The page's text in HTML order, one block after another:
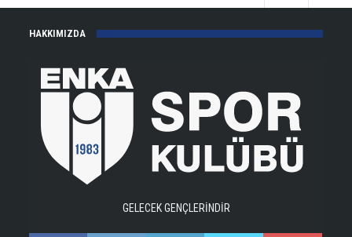
HAKKIMIZDA
GELECEK GENÇLERİNDİR